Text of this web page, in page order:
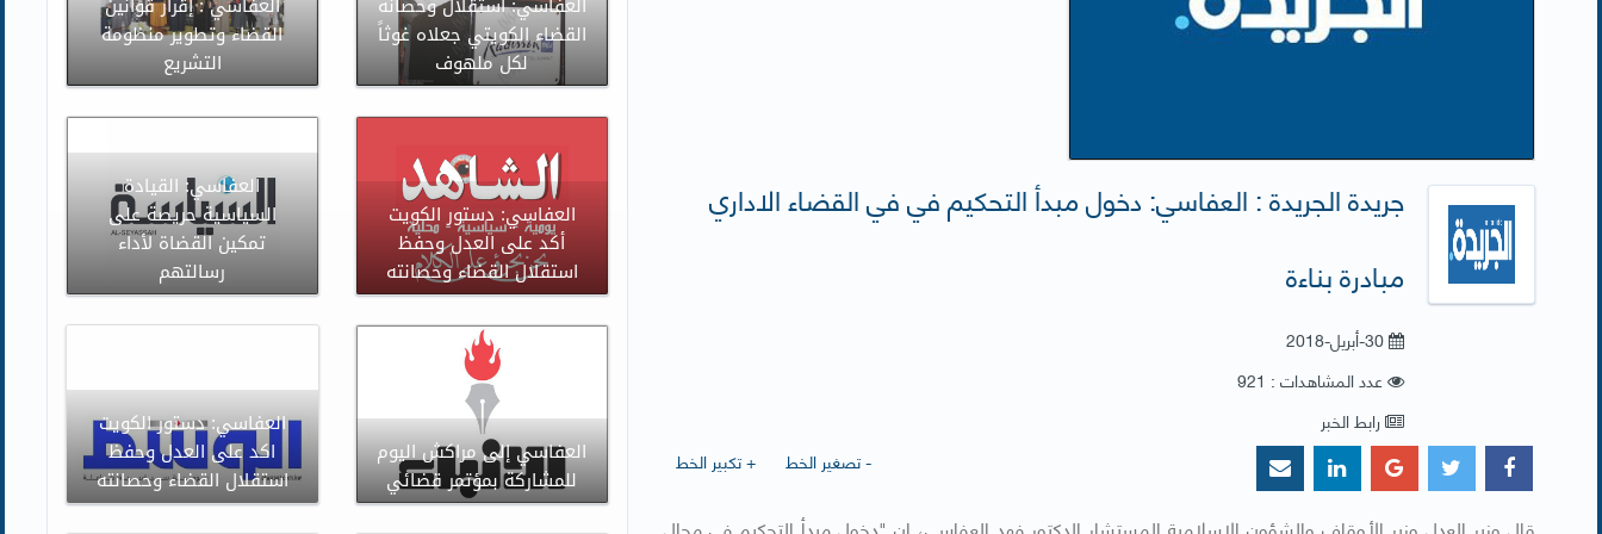
جريدة الجريدة : العفاسي: دخول مبدأ التحكيم في في القضاء الاداري
مبادرة بناءة
30-أبريل-2018
عدد المشاهدات : 921
رابط الخبر
+ تكبير الخط
- تصغير الخط
القضاء وتطوير منظومة
التشريع
القضاء الكويتي جعلاه غوثاً
لكل ملهوف
العفاسي: القيادة
السياسية حريصة على
تمكين القضاة لأداء
رسالتهم
العفاسي: دستور الكويت
أكد على العدل وحفظ
استقلال القضاء وحصانته
العفاسي: دستور الكويت
اكد على العدل وحفظ
استقلال القضاء وحصانته
العفاسي إلى مراكش اليوم
للمشاركة بمؤتمر قضائي